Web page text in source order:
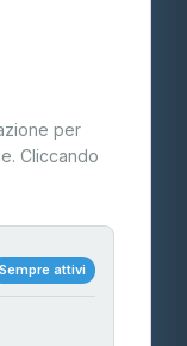
per
Cliccando
Sempre attivi